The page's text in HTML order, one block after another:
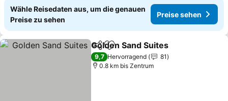
Wähle Reisedaten aus, um die genauen
Preise zu sehen
Preise sehen
TeilenZu Favoriten hinzufügen
Golden Sand Suites
9,7 Hervorragend
81
0.8 km bis Zentrum